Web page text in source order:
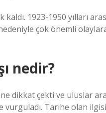
1923-1950 yılları
çok önemli
nedir?
dikkat çekti ve uluslar
Tarihe olan